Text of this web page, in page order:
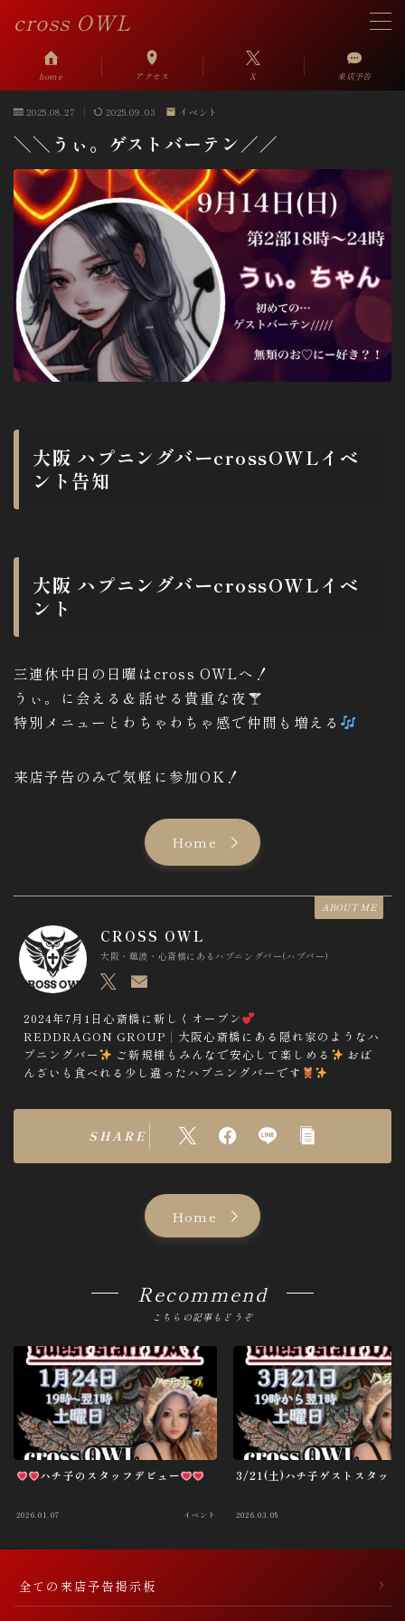
cross OWL
MENU
来店予告掲示板
System
Link
FC募集
問い合わせ
home アクセス X 来店予告
2025.08.27 2025.09.03 イベント
＼＼うぃ。ゲストバーテン／／
大阪 ハプニングバーcrossOWLイベ
ント告知
大阪 ハプニングバーcrossOWLイベ
ント
三連休中日の日曜はcross OWLへ！
うぃ。に会える＆話せる貴重な夜
特別メニューとわちゃわちゃ感で仲間も増える
来店予告のみで気軽に参加OK！
Home
ABOUT ME
CROSS OWL
大阪・難波・心斎橋にあるハプニングバー(ハプバー)
2024年7月1日心斎橋に新しくオープン
REDDRAGON GROUP┊︎大阪心斎橋にある隠れ家のようなハ
プニングバー
ご新規様もみんなで安心して楽しめる
おば
んざいも食べれる少し違ったハプニングバーです
SHARE
Home
Recommend
こちらの記事もどうぞ
ハチ子のスタッフデビュー
2026.01.07 イベント
3/21(土)ハチ子ゲストスタッ
2026.03.05
全ての来店予告掲示板